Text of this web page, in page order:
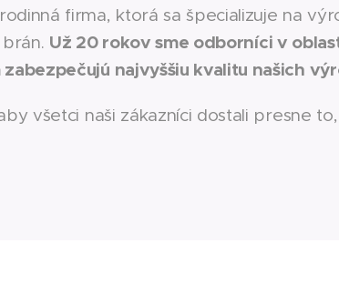
firma, ktorá sa špecializuje na
Už 20 rokov sme odborníci v
najvyššiu kvalitu našich
všetci naši zákazníci dostali presne